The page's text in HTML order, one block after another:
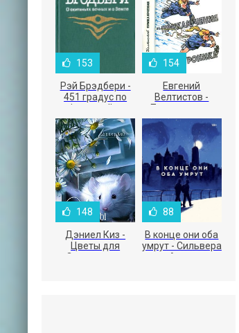
153
Рэй Брэдбери -
451 градус по
Фаренгейту
154
Евгений
Велтистов -
Приключения
Электроника
148
Дэниел Киз -
Цветы для
Элджернона
88
В конце они оба
умрут - Сильвера
Адам